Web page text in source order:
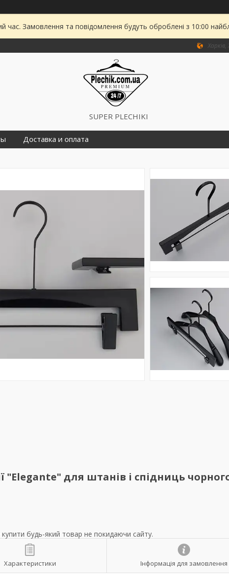
час. Замовлення та повідомлення будуть оброблені з 10:00
Харків,
SUPER PLECHIKI
Доставка и оплата
"Elegante" для штанів і спідниць
будь-який товар не покидаючи сайту.
Характеристики Інформація для замовлення